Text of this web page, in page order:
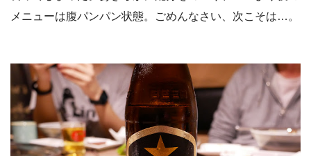
メニューは腹パンパン状態。ごめんなさい、次こそは…。